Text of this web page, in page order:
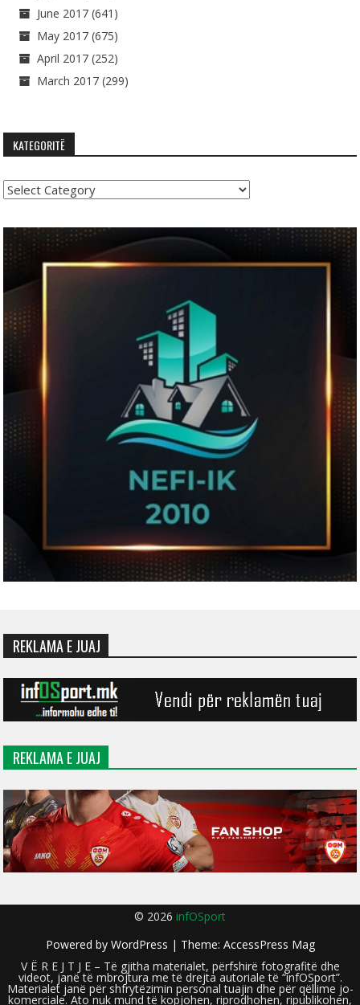
June 2017 (641)
May 2017 (675)
April 2017 (252)
March 2017 (299)
KATEGORITË
Kategoritë
REKLAMA E JUAJ
REKLAMA E JUAJ
© 2026 infOSport
Powered by WordPress | Theme: AccessPress Mag
V Ë R E J T J E – Të gjitha materialet, përfshirë fotografitë dhe
videot, janë të mbrojtura me të drejta autoriale të “infOSport”.
Materialet janë për shfrytëzimin personal tuajin dhe për qëllime jo-
komerciale. Ato nuk mund të kopjohen, riprodhohen, ripublikohen,